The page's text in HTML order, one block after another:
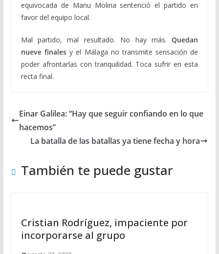
equivocada de Manu Molina sentenció el partido en
favor del equipo local.
Mal partido, mal resultado. No hay más.Quedan
nueve finalesy el Málaga no transmite sensación de
poder afrontarlas con tranquilidad. Toca sufrir en esta
recta final.
Einar Galilea: “Hay que seguir confiando en lo que
hacemos”
La batalla de las batallas ya tiene fecha y hora
También te puede gustar
Cristian Rodríguez, impaciente por
incorporarse al grupo